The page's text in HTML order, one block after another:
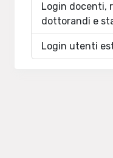
Login docenti,
dottorandi e
Login utenti